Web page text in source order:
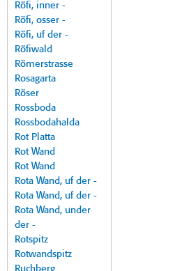
Röfi, inner -
Röfi, osser -
Röfi, uf der -
Röfiwald
Römerstrasse
Rosagarta
Röser
Rossboda
Rossbodahalda
Rot Platta
Rot Wand
Rot Wand
Rota Wand, uf der -
Rota Wand, uf der -
Rota Wand, under
der -
Rotspitz
Rotwandspitz